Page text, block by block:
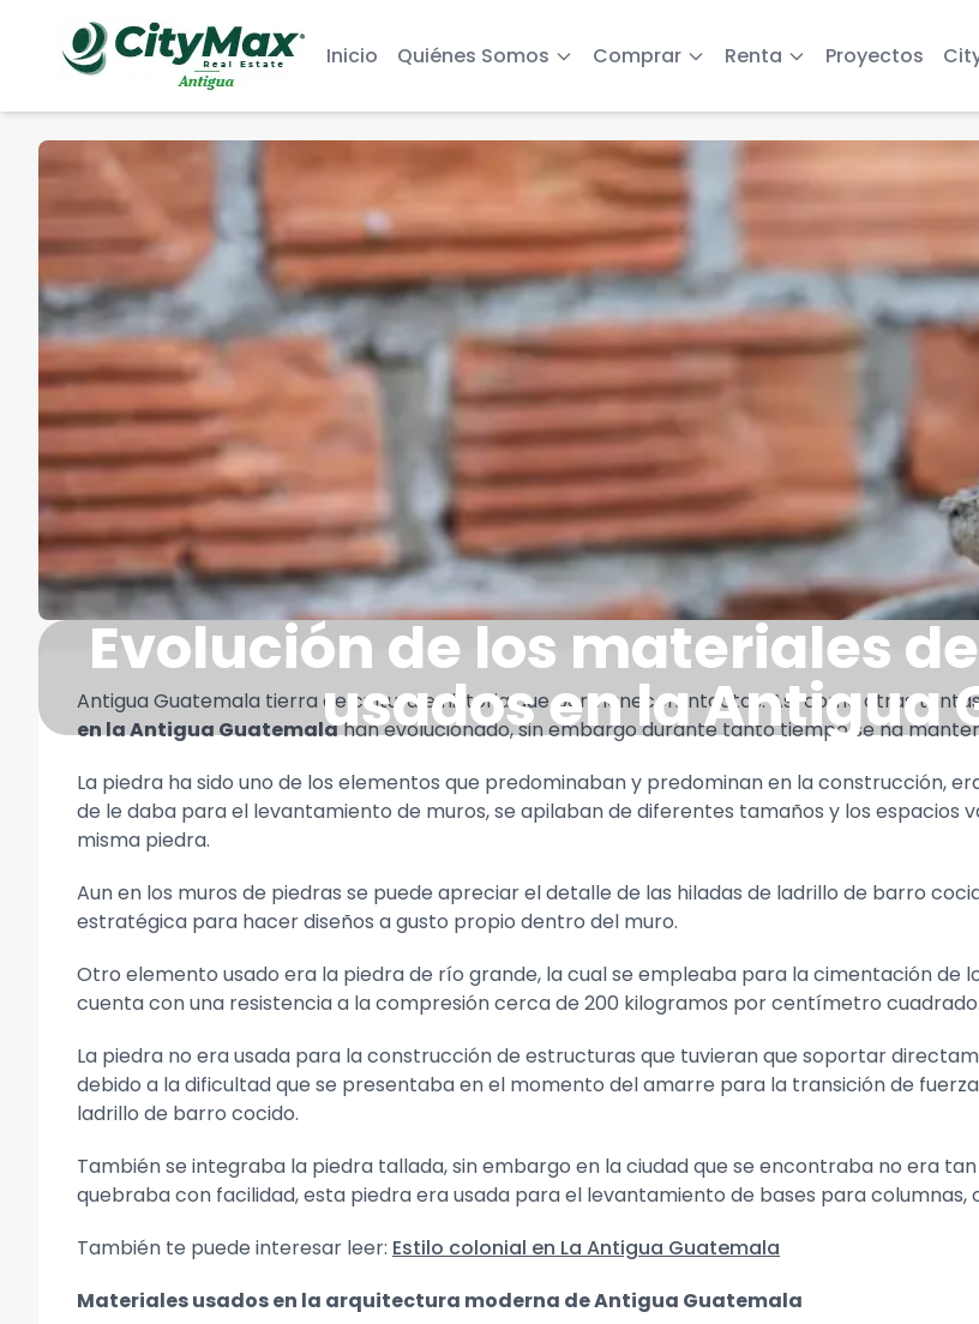
Inicio Quiénes Somos Comprar Renta Proyectos
Evolución de los materiales
usados en la Antigua
Antigua Guatemala tierra de cultura e historia que permanecen intactas. Así como otras
en la Antigua Guatemalahan evolucionado, sin embargo durante tanto tiempo se ha
La piedra ha sido uno de los elementos que predominaban y predominan en la construcción,
de le daba para el levantamiento de muros, se apilaban de diferentes tamaños y los espacios
misma piedra.
Aun en los muros de piedras se puede apreciar el detalle de las hiladas de ladrillo de barro
estratégica para hacer diseños a gusto propio dentro del muro.
Otro elemento usado era la piedra de río grande, la cual se empleaba para la cimentación de
cuenta con una resistencia a la compresión cerca de 200 kilogramos por centímetro cuadrado.
La piedra no era usada para la construcción de estructuras que tuvieran que soportar
debido a la dificultad que se presentaba en el momento del amarre para la transición de
ladrillo de barro cocido.
También se integraba la piedra tallada, sin embargo en la ciudad que se encontraba no era
quebraba con facilidad, esta piedra era usada para el levantamiento de bases para
También te puede interesar leer: Estilo colonial en La Antigua Guatemala
Materiales usados en la arquitectura moderna de Antigua Guatemala